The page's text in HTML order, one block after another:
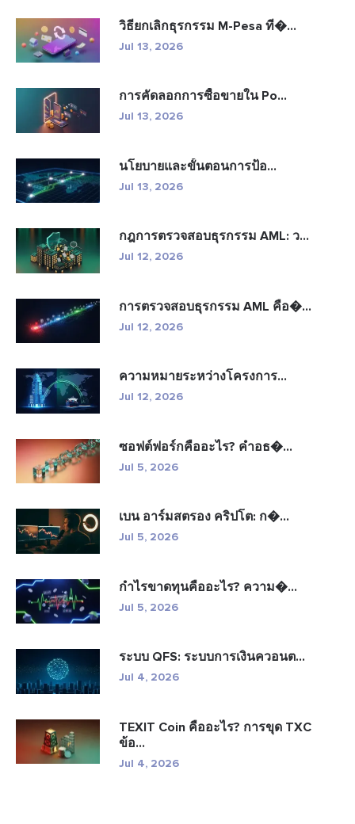
วิธียกเลิกธุรกรรม M-Pesa ที�...
Jul 13, 2026
การคัดลอกการซื้อขายใน Po...
Jul 13, 2026
นโยบายและขั้นตอนการป้อ...
Jul 13, 2026
กฎการตรวจสอบธุรกรรม AML: ว...
Jul 12, 2026
การตรวจสอบธุรกรรม AML คือ�...
Jul 12, 2026
ความหมายระหว่างโครงการ...
Jul 12, 2026
ซอฟต์ฟอร์กคืออะไร? คำอธ�...
Jul 5, 2026
เบน อาร์มสตรอง คริปโต: ก�...
Jul 5, 2026
กำไรขาดทุนคืออะไร? ความ�...
Jul 5, 2026
ระบบ QFS: ระบบการเงินควอนต...
Jul 4, 2026
TEXIT Coin คืออะไร? การขุด TXC
ข้อ...
Jul 4, 2026